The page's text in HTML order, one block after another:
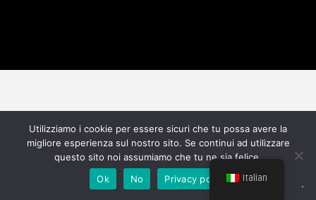
Italian
Utilizziamo i cookie per essere sicuri che tu possa avere la
migliore esperienza sul nostro sito. Se continui ad utilizzare
questo sito noi assumiamo che tu ne sia felice.
Ok
No Privacy policy